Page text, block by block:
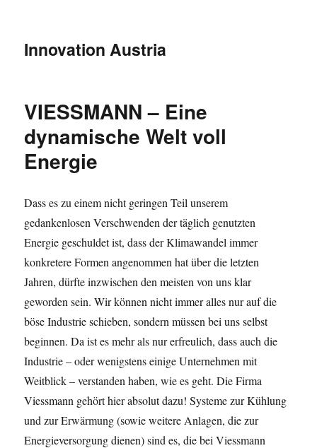
Innovation Austria
VIESSMANN – Eine
dynamische Welt voll
Energie
Dass es zu einem nicht geringen Teil unserem
gedankenlosen Verschwenden der täglich genutzten
Energie geschuldet ist, dass der Klimawandel immer
konkretere Formen angenommen hat über die letzten
Jahren, dürfte inzwischen den meisten von uns klar
geworden sein. Wir können nicht immer alles nur auf die
böse Industrie schieben, sondern müssen bei uns selbst
beginnen. Da ist es mehr als nur erfreulich, dass auch die
Industrie – oder wenigstens einige Unternehmen mit
Weitblick – verstanden haben, wie es geht. Die Firma
Viessmann gehört hier absolut dazu! Systeme zur Kühlung
und zur Erwärmung (sowie weitere Anlagen, die zur
Energieversorgung dienen) sind es, die bei Viessmann